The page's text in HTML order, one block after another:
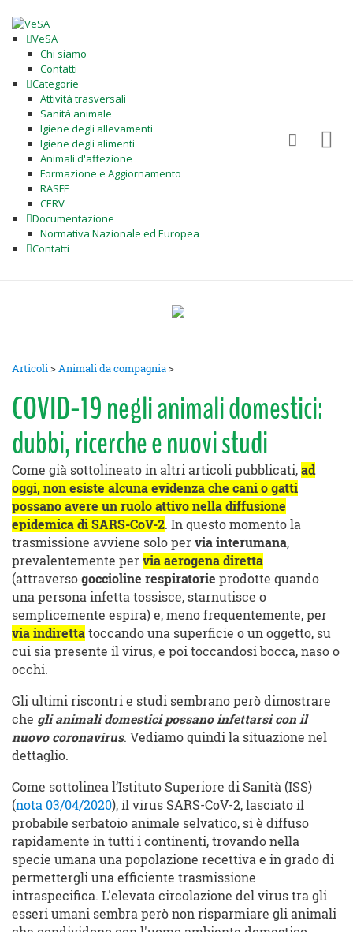
VeSA
Chi siamo
Contatti
Categorie
Attività trasversali
Sanità animale
Igiene degli allevamenti
Igiene degli alimenti
Animali d'affezione
Formazione e Aggiornamento
RASFF
CERV
Documentazione
Normativa Nazionale ed Europea
Contatti
Articoli>Animali da compagnia>
COVID-19 negli animali domestici:
dubbi, ricerche e nuovi studi
Come già sottolineato in altri articoli pubblicati, ad
oggi, non esiste alcuna evidenza che cani o gatti
possano avere un ruolo attivo nella diffusione
epidemica di SARS-CoV-2. In questo momento la
trasmissione avviene solo per via interumana,
prevalentemente per via aerogena diretta
(attraverso goccioline respiratorie prodotte quando
una persona infetta tossisce, starnutisce o
semplicemente espira) e, meno frequentemente, per
via indiretta toccando una superficie o un oggetto, su
cui sia presente il virus, e poi toccandosi bocca, naso o
occhi.
Gli ultimi riscontri e studi sembrano però dimostrare
che gli animali domestici possano infettarsi con il
nuovo coronavirus. Vediamo quindi la situazione nel
dettaglio.
Come sottolinea l’Istituto Superiore di Sanità (ISS)
(nota 03/04/2020), il virus SARS-CoV-2, lasciato il
probabile serbatoio animale selvatico, si è diffuso
rapidamente in tutti i continenti, trovando nella
specie umana una popolazione recettiva e in grado di
permettergli una efficiente trasmissione
intraspecifica. L'elevata circolazione del virus tra gli
esseri umani sembra però non risparmiare gli animali